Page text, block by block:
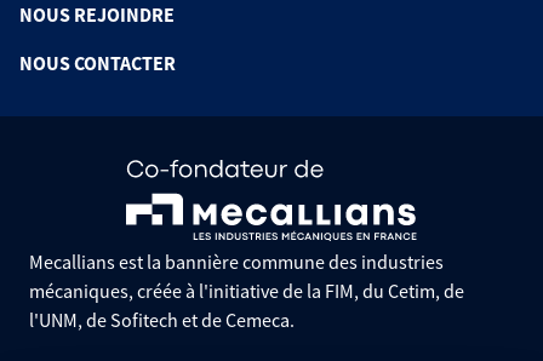
NOUS REJOINDRE
NOUS CONTACTER
Mecallians est la bannière commune des industries
mécaniques, créée à l'initiative de la FIM, du Cetim, de
l'UNM, de Sofitech et de Cemeca.